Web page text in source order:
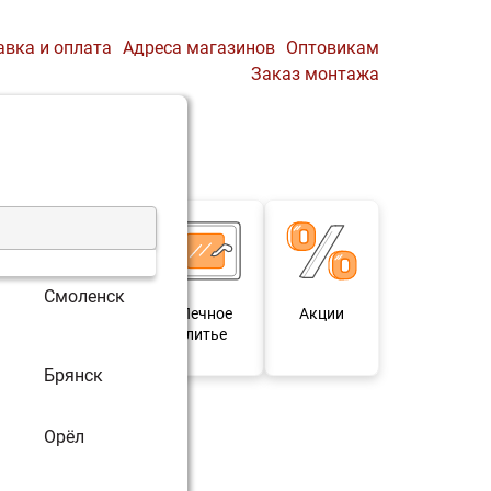
Смоленск
Брянск
Орёл
и оплата Адреса магазинов Оптовикам
Заказ монтажа
Печное
литье
Акции